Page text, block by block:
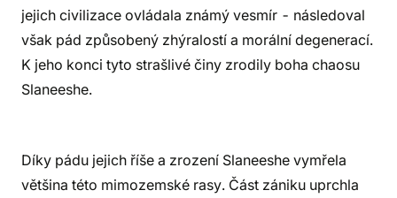
jejich civilizace ovládala známý vesmír - následoval
však pád způsobený zhýralostí a morální degenerací.
K jeho konci tyto strašlivé činy zrodily boha chaosu
Slaneeshe.
Díky pádu jejich říše a zrození Slaneeshe vymřela
většina této mimozemské rasy. Část zániku uprchla